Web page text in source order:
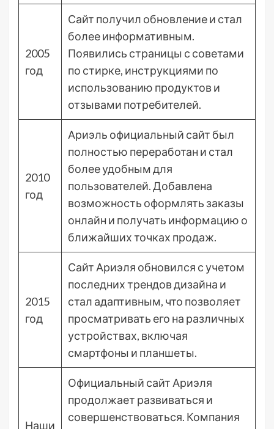
2005
год
Сайт получил обновление и стал
более информативным.
Появились страницы с советами
по стирке, инструкциями по
использованию продуктов и
отзывами потребителей.
2010
год
Ариэль официальный сайт был
полностью переработан и стал
более удобным для
пользователей. Добавлена
возможность оформлять заказы
онлайн и получать информацию о
ближайших точках продаж.
2015
год
Сайт Ариэля обновился с учетом
последних трендов дизайна и
стал адаптивным, что позволяет
просматривать его на различных
устройствах, включая
смартфоны и планшеты.
Наши
Официальный сайт Ариэля
продолжает развиваться и
совершенствоваться. Компания